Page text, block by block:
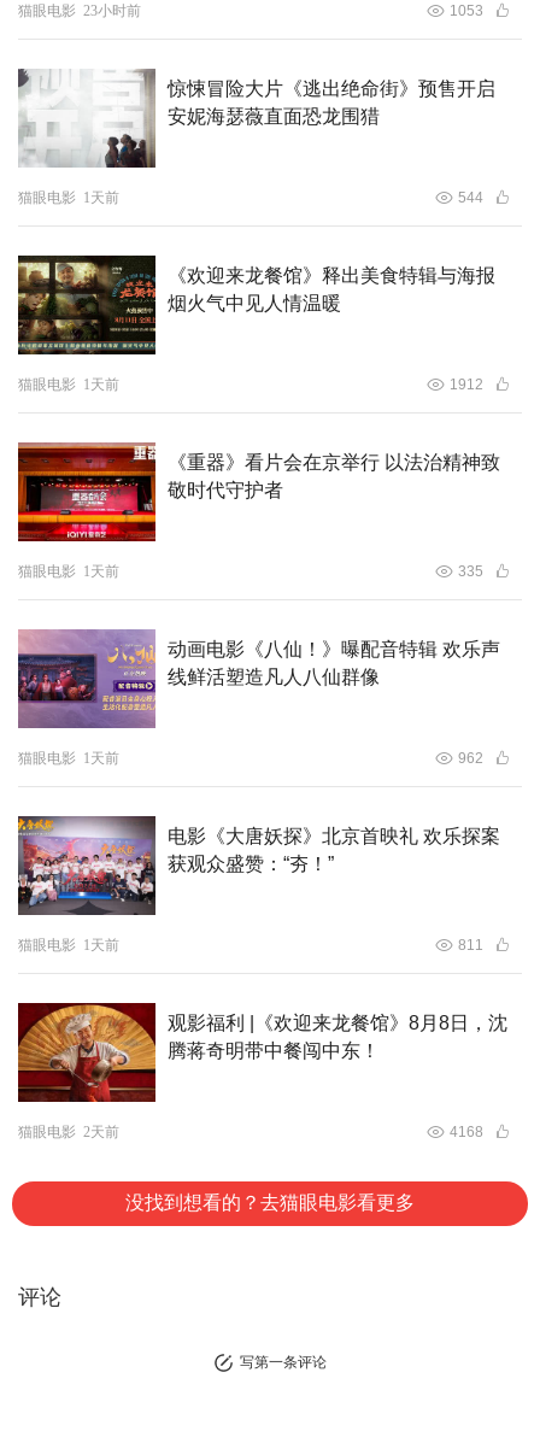
猫眼电影 23小时前 1053
惊悚冒险大片《逃出绝命街》预售开启
安妮海瑟薇直面恐龙围猎
猫眼电影 1天前 544
《欢迎来龙餐馆》释出美食特辑与海报
烟火气中见人情温暖
猫眼电影 1天前 1912
《重器》看片会在京举行 以法治精神致
敬时代守护者
猫眼电影 1天前 335
动画电影《八仙！》曝配音特辑 欢乐声
线鲜活塑造凡人八仙群像
猫眼电影 1天前 962
电影《大唐妖探》北京首映礼 欢乐探案
获观众盛赞：“夯！”
猫眼电影 1天前 811
观影福利 |《欢迎来龙餐馆》8月8日，沈
腾蒋奇明带中餐闯中东！
猫眼电影 2天前 4168
没找到想看的？去猫眼电影看更多
评论
写第一条评论